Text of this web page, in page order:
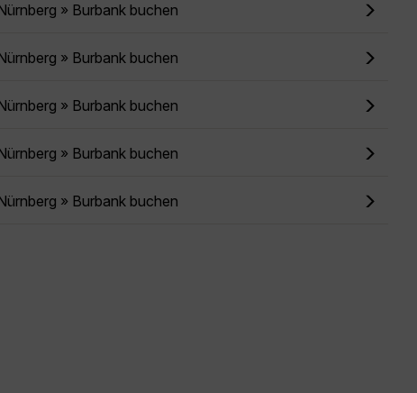
» Burbank buchen
» Burbank buchen
» Burbank buchen
» Burbank buchen
» Burbank buchen